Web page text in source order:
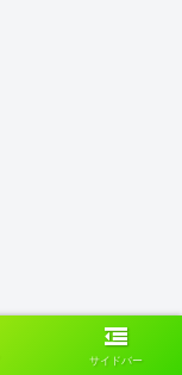
サイドバー